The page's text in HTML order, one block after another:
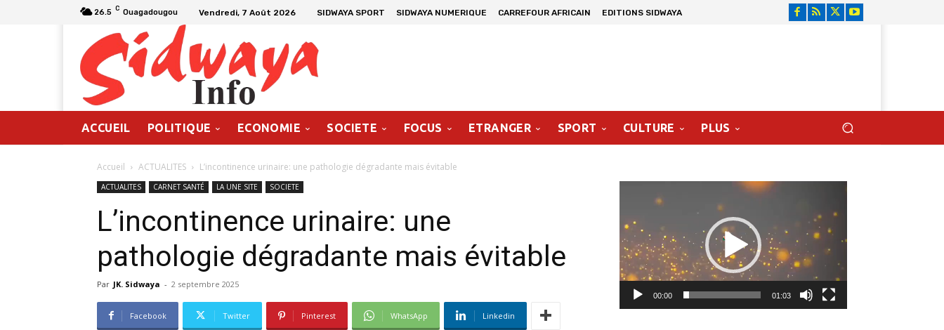
26.5 C Ouagadougou Vendredi, 7 Août 2026 SIDWAYA SPORT SIDWAYA NUMERIQUE CARREFOUR AFRICAIN EDITIONS SIDWAYA
ACCUEIL POLITIQUE ECONOMIE SOCIETE FOCUS ETRANGER SPORT CULTURE PLUS
Accueil ACTUALITES L’incontinence urinaire: une pathologie dégradante mais évitable
ACTUALITES CARNET SANTÉ LA UNE SITE SOCIETE
L’incontinence urinaire: une
pathologie dégradante mais évitable
Par JK. Sidwaya - 2 septembre 2025
Facebook Twitter Pinterest WhatsApp Linkedin
00:00 01:03